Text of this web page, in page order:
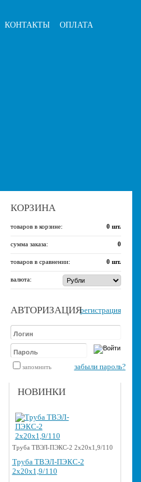
КОНТАКТЫ ОПЛАТА
КОРЗИНА
товаров в корзине: 0 шт.
сумма заказа: 0
товаров в сравнении: 0 шт.
валюта:
АВТОРИЗАЦИЯрегистрация
запомнить забыли пароль?
НОВИНКИ
Труба ТВЭЛ-ПЭКС-2 2x20x1,9/110
Труба ТВЭЛ-ПЭКС-2
2x20x1,9/110